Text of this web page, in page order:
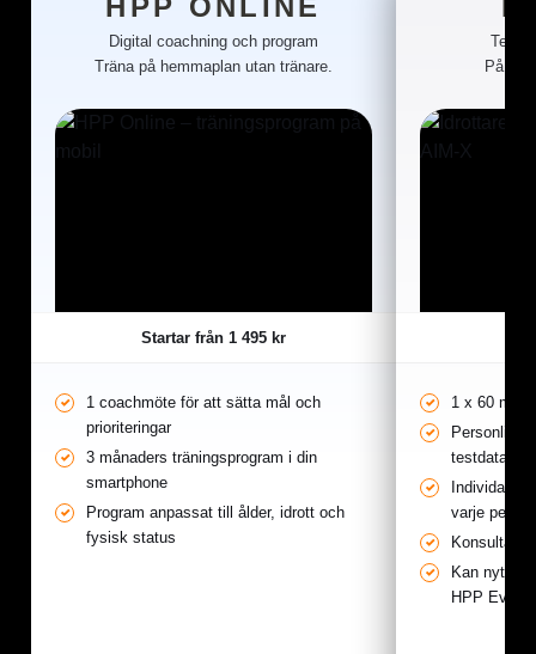
HPP ONLINE
Digital coachning och program
Träna på hemmaplan utan tränare.
Startar från1 495 kr
1 coachmöte för att sätta mål och
prioriteringar
3 månaders träningsprogram i din
smartphone
Program anpassat till ålder, idrott och
fysisk status
Test,
På
1 x 60 min
Personlig
testdata
varje period
Kan nyttjas
HPP Event